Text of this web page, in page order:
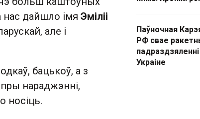
нас дайшло імя Эміліі
але і
бацькоў, а з
пры нараджэнні,
носіць.
Паўночная
РФ свае
Украіне